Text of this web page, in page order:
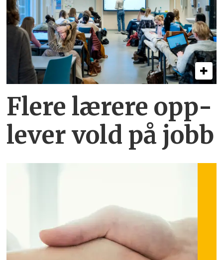
Flere lærere opp­
lever vold på jobb